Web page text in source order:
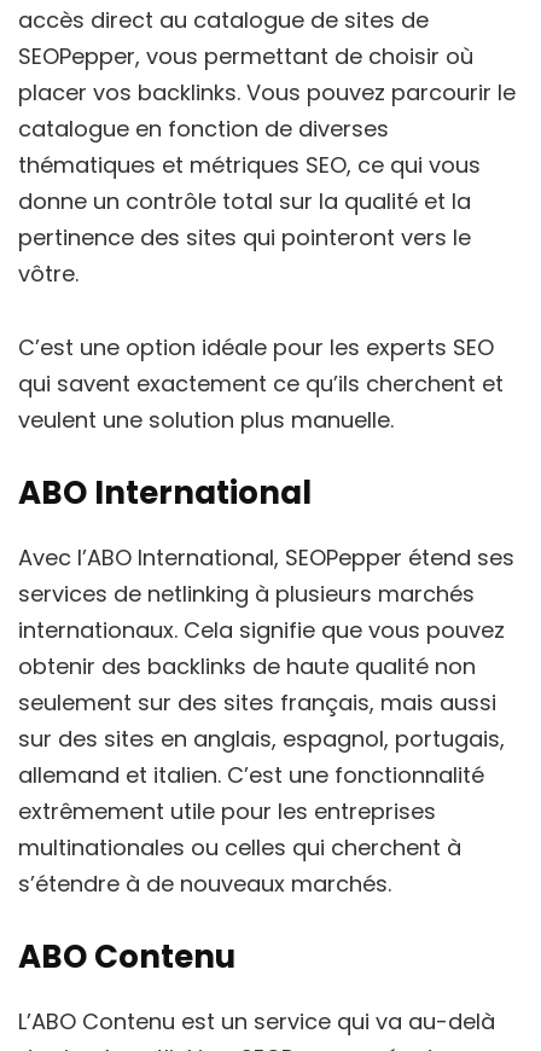
accès direct au catalogue de sites de
SEOPepper, vous permettant de choisir où
placer vos backlinks. Vous pouvez parcourir le
catalogue en fonction de diverses
thématiques et métriques SEO, ce qui vous
donne un contrôle total sur la qualité et la
pertinence des sites qui pointeront vers le
vôtre.
C’est une option idéale pour les experts SEO
qui savent exactement ce qu’ils cherchent et
veulent une solution plus manuelle.
ABO International
Avec l’ABO International, SEOPepper étend ses
services de netlinking à plusieurs marchés
internationaux. Cela signifie que vous pouvez
obtenir des backlinks de haute qualité non
seulement sur des sites français, mais aussi
sur des sites en anglais, espagnol, portugais,
allemand et italien. C’est une fonctionnalité
extrêmement utile pour les entreprises
multinationales ou celles qui cherchent à
s’étendre à de nouveaux marchés.
ABO Contenu
L’ABO Contenu est un service qui va au-delà